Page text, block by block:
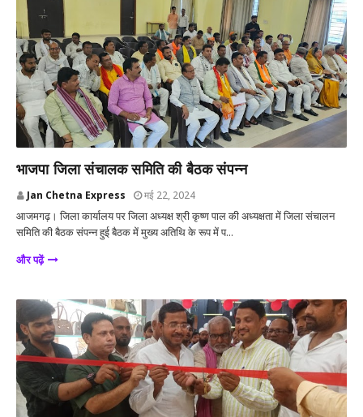
भाजपा जिला संचालक समिति की बैठक संपन्न
Jan Chetna Express मई 22, 2024
आजमगढ़। जिला कार्यालय पर जिला अध्यक्ष श्री कृष्ण पाल की अध्यक्षता में जिला संचालन
समिति की बैठक संपन्न हुई बैठक में मुख्य अतिथि के रूप में प...
और पढ़ें